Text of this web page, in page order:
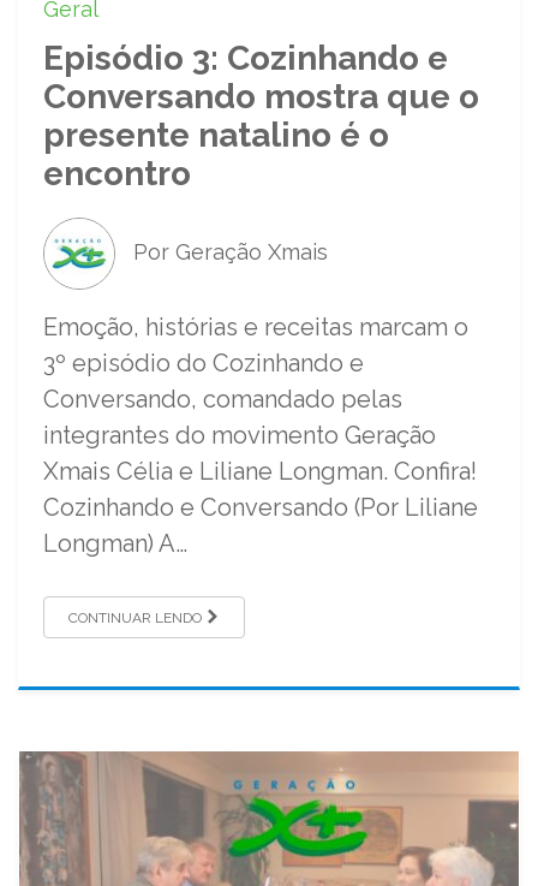
Geral
Episódio 3: Cozinhando e
Conversando mostra que o
presente natalino é o
encontro
Por Geração Xmais
Emoção, histórias e receitas marcam o
3º episódio do Cozinhando e
Conversando, comandado pelas
integrantes do movimento Geração
Xmais Célia e Liliane Longman. Confira!
Cozinhando e Conversando (Por Liliane
Longman) A…
CONTINUAR LENDO